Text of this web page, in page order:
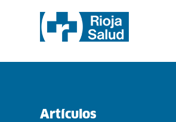
Artículos